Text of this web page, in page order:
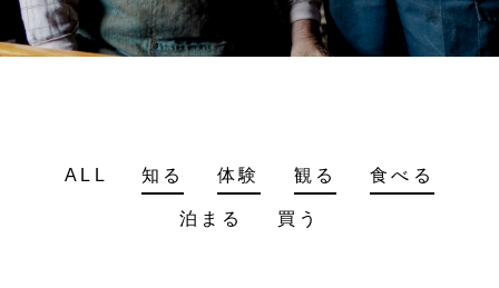
ALL 知る 体験 観る 食べる
泊まる 買う